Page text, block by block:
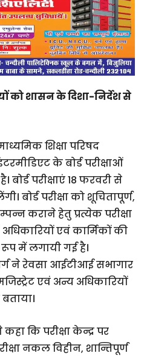
को शासन के दिशा-निर्देश से
शिक्षा परिषद
के बोर्ड परीक्षाओं
बोर्ड परीक्षाएं 18 फरवरी से
बोर्ड परीक्षा को शूचितापूर्ण,
कराने हेतु प्रत्येक परीक्षा
एवं कार्मिकों की
में लगायी गई है।
ने रेवसा आईटीआई सभागार
एवं अन्य अधिकारियों
कि परीक्षा केन्द्र पर
नकल विहीन, शान्तिपूर्ण